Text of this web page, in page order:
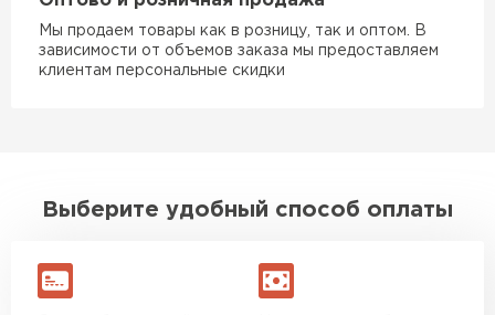
Мы продаем товары как в розницу, так и оптом. В
зависимости от объемов заказа мы предоставляем
клиентам персональные скидки
Выберите удобный способ оплаты